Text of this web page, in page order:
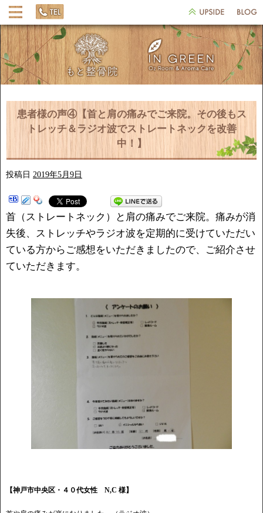
患者様の声④【首と肩の痛みでご来院。その後もス
トレッチ＆ラジオ波でストレートネックを改善
中！】
投稿日 2019年5月9日
首（ストレートネック）と肩の痛みでご来院。痛みが消
失後、ストレッチやラジオ波を定期的に受けていただい
ている方からご感想をいただきましたので、ご紹介させ
ていただきます。
【神戸市中央区・４０代女性 N,C 様】